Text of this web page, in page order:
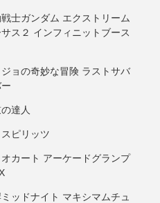
士ガンダム エクストリーム
ス２ インフィニットブース
ョの奇妙な冒険 ラストサバ
達人
ピリッツ
カート アーケードグランプ
ッドナイト マキシマムチュ